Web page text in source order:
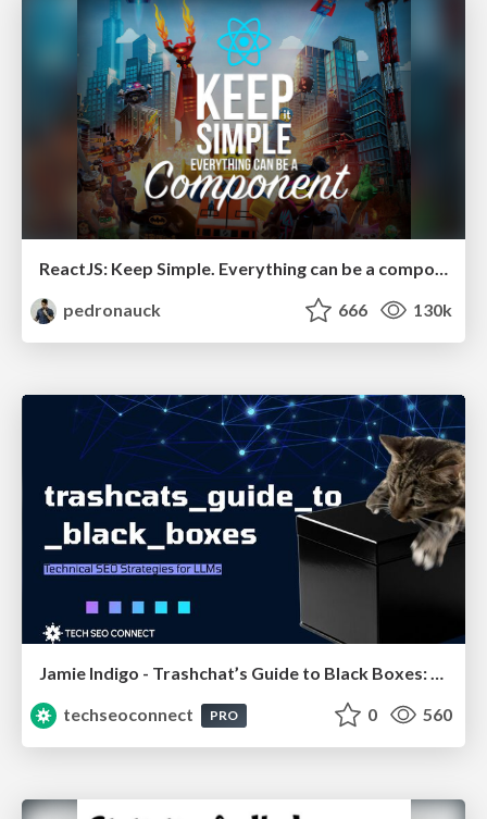
ReactJS: Keep Simple. Everything can be a component!
pedronauck
666 130k
Jamie Indigo - Trashchat’s Guide to Black Boxes: Technical SEO Tactics for LLMs
techseoconnect
PRO 0 560